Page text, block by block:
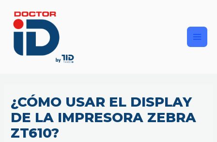
contenido
¿CÓMO USAR EL DISPLAY
DE LA IMPRESORA ZEBRA
ZT610?